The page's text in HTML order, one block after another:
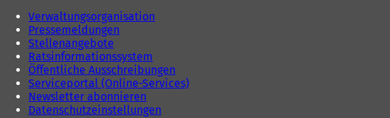
Verwaltungsorganisation
Pressemeldungen
Stellenangebote
Ratsinformationssystem
Öffentliche Ausschreibungen
Serviceportal (Online-Services)
Newsletter abonnieren
Datenschutzeinstellungen